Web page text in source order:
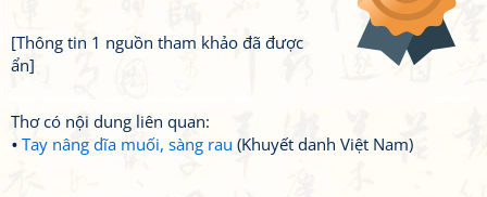
[Thông tin 1 nguồn tham khảo đã được
ẩn]
Thơ có nội dung liên quan:
Tay nâng dĩa muối, sàng rau (Khuyết danh Việt Nam)